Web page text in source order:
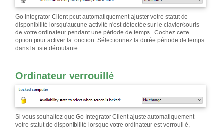
Go Integrator Client peut automatiquement ajuster votre statut ​​de
disponibilité lorsqu'aucune activité n'est détectée sur le clavier/souris
de votre ordinateur pendant une période de temps . Cochez cette
option pour activer la fonction. Sélectionnez la durée période de temps
dans la liste déroulante.
Ordinateur verrouillé
Si vous souhaitez que Go Integrator Client ajuste automatiquement
votre statut ​​de disponibilité lorsque votre ordinateur est verrouillé,